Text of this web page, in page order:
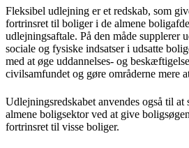
Fleksibel udlejning er et redskab, som
fortrinsret til boliger i de almene
udlejningsaftale. På den måde supplerer
sociale og fysiske indsatser i udsatte
med at øge uddannelses- og
civilsamfundet og gøre områderne mere
Udlejningsredskabet anvendes også til
almene boligsektor ved at give
fortrinsret til visse boliger.